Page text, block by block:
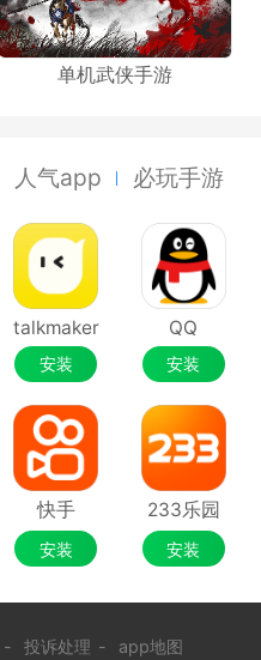
单机武侠手游
人气app 必玩手游
talkmaker
安装
QQ
安装
快手
安装
233乐园
安装
- 投诉处理 - app地图